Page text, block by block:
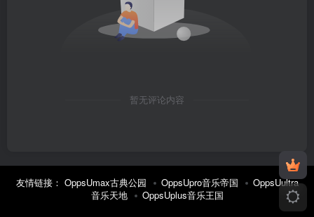
暂无评论内容
友情链接： OppsUmax古典公园 OppsUpro音乐帝国
OppsUultra
音乐天地
OppsUplus音乐王国